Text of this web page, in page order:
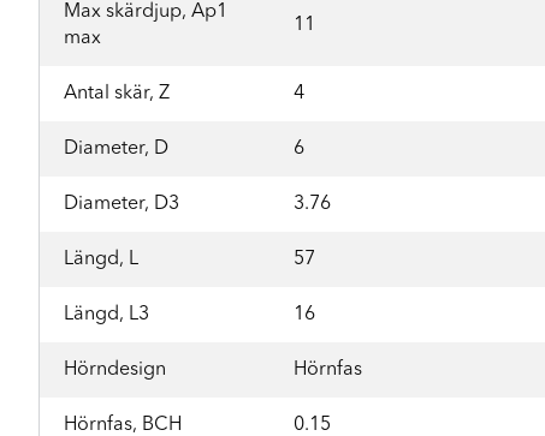
Max skärdjup, Ap1
max
11
Antal skär, Z 4
Diameter, D 6
Diameter, D3 3.76
Längd, L 57
Längd, L3 16
Hörndesign Hörnfas
Hörnfas, BCH 0.15